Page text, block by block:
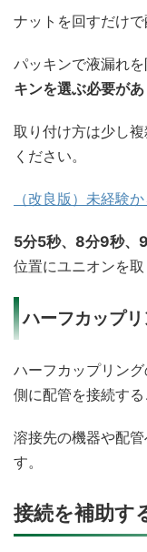
ナットを回すだけで
パッキンで液漏れを
キンを選ぶ必要が
取り付け方は少し
ください。
（改良版）未経験
5分5秒、8分9秒、
位置にユニオンを取
ハーフカップ
ハーフカップリン
側に配管を接続する
溶接先の機器や配
す。
接続を補助す